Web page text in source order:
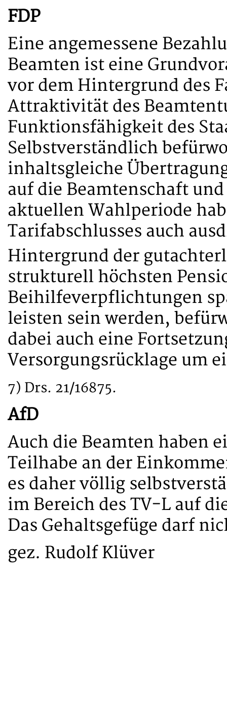
FDP
Eine angemessene
Beamten ist eine
vor dem Hintergrund des
Attraktivität des
Funktionsfähigkeit des
Selbstverständlich
inhaltsgleiche
auf die Beamtenschaft
aktuellen Wahlperiode
Tarifabschlusses auch
Hintergrund der
strukturell höchsten
Beihilfeverpflichtungen
leisten sein werden,
dabei auch eine
Versorgungsrücklage um
7) Drs. 21/16875.
AfD
Auch die Beamten haben
Teilhabe an der
es daher völlig
im Bereich des TV-L auf
Das Gehaltsgefüge darf
gez. Rudolf Klüver